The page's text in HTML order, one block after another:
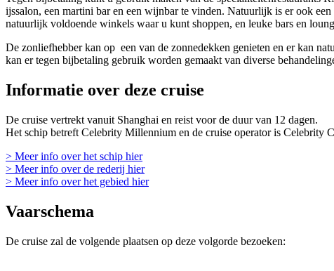
ijssalon, een martini bar en een wijnbar te vinden. Natuurlijk is er ook
natuurlijk voldoende winkels waar u kunt shoppen, en leuke bars en
De zonliefhebber kan op een van de zonnedekken genieten en er kan
kan er tegen bijbetaling gebruik worden gemaakt van diverse
Informatie over deze cruise
De cruise vertrekt vanuit Shanghai en reist voor de duur van 12 dagen.
Het schip betreft Celebrity Millennium en de cruise operator is Celebrity
> Meer info over het schip hier
> Meer info over de rederij hier
> Meer info over het gebied hier
Vaarschema
De cruise zal de volgende plaatsen op deze volgorde bezoeken: